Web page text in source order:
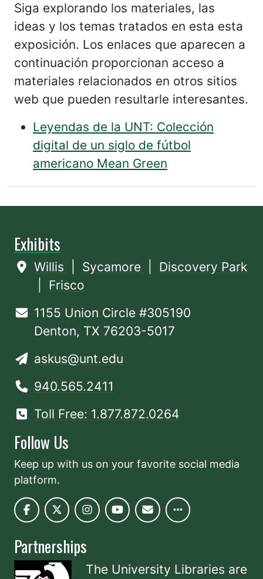
Siga explorando los materiales, las
ideas y los temas tratados en esta esta
exposición. Los enlaces que aparecen a
continuación proporcionan acceso a
materiales relacionados en otros sitios
web que pueden resultarle interesantes.
Leyendas de la UNT: Colección
digital de un siglo de fútbol
americano Mean Green
Exhibits
Willis Sycamore
Discovery Park
Frisco
1155 Union Circle #305190
Denton, TX 76203-5017
askus@unt.edu
940.565.2411
Toll Free: 1.877.872.0264
Follow Us
Keep up with us on your favorite social media
platform.
Partnerships
The University Libraries are